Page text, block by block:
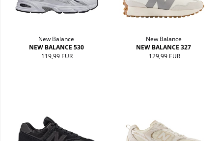
New Balance
NEW BALANCE 530
119,99 EUR
New Balance
NEW BALANCE 327
129,99 EUR